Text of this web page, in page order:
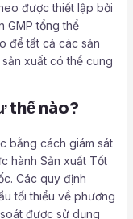
được thiết lập bởi
GMP tổng thể
để tất cả các sản
xuất có thể cung
thế nào?
bằng cách giám sát
hành Sản xuất Tốt
Các quy định
tối thiểu về phương
được sử dụng